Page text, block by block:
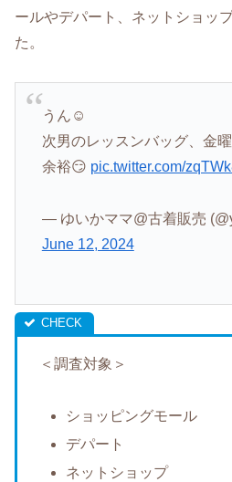
ールやデパート、ネットショッ
た。
うん☺️
次男のレッスンバッグ、金
余裕😏 pic.twitter.com/
— ゆいかママ@古着販売
June 12, 2024
＜調査対象＞
ショッピングモール
デパート
ネットショップ